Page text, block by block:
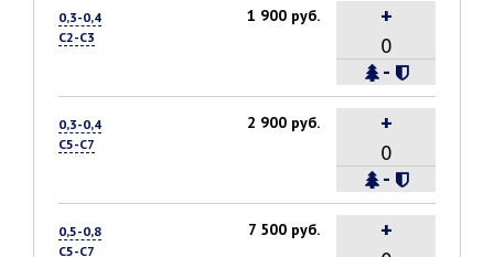
0,3-0,4
С2-С3
1 900 руб.
-
+
0,3-0,4
С5-С7
2 900 руб.
-
+
0,5-0,8
С5-С7
7 500 руб. +